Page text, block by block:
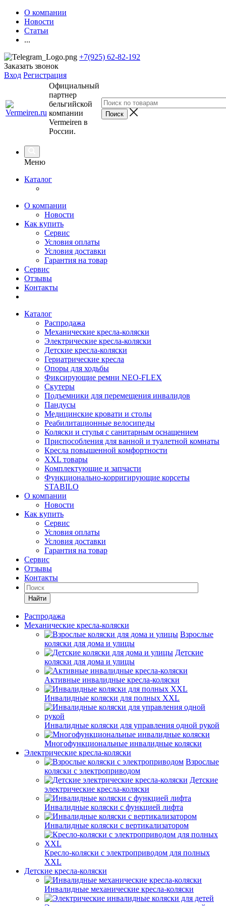
О компании
Новости
Статьи
...
+7(925) 62-82-192
Заказать звонок
Вход Регистрация
Официальный
партнер
бельгийской
компании
Vermeiren в
России.
Меню
Каталог
О компании
Новости
Как купить
Сервис
Условия оплаты
Условия доставки
Гарантия на товар
Сервис
Отзывы
Контакты
Каталог
Распродажа
Механические кресла-коляски
Электрические кресла-коляски
Детские кресла-коляски
Гериатрические кресла
Опоры для ходьбы
Фиксирующие ремни NEO-FLEX
Скутеры
Подъемники для перемещения инвалидов
Пандусы
Медицинские кровати и столы
Реабилитационные велосипеды
Коляски и стулья с санитарным оснащением
Приспособления для ванной и туалетной комнаты
Кресла повышенной комфортности
XXL товары
Комплектующие и запчасти
Функционально-корригирующие корсеты
STABILO
О компании
Новости
Как купить
Сервис
Условия оплаты
Условия доставки
Гарантия на товар
Сервис
Отзывы
Контакты
Найти
Распродажа
Механические кресла-коляски
Взрослые
коляски для дома и улицы
Детские
коляски для дома и улицы
Активные инвалидные кресла-коляски
Инвалидные коляски для полных XXL
Инвалидные коляски для управления одной рукой
Многофункциональные инвалидные коляски
Электрические кресла-коляски
Взрослые
коляски с электроприводом
Детские
электрические кресла-коляски
Инвалидные коляски с функцией лифта
Инвалидные коляски с вертикализатором
Кресло-коляски с электроприводом для полных
XXL
Детские кресла-коляски
Инвалидные механические кресла-коляски